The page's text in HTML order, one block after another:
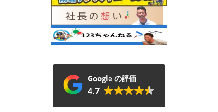
Google の評価
4.7